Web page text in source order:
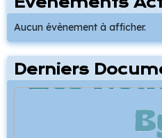
Aucun évènement à afficher.
Derniers